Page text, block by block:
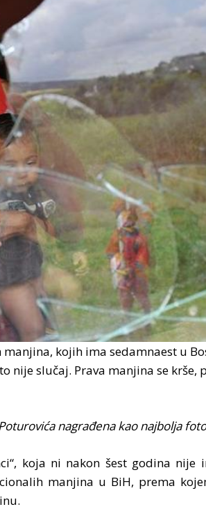
kojih ima sedamnaest u
slučaj. Prava manjina se krše,
nagrađena kao najbolja
koja ni nakon šest godina nije
manjina u BiH, prema